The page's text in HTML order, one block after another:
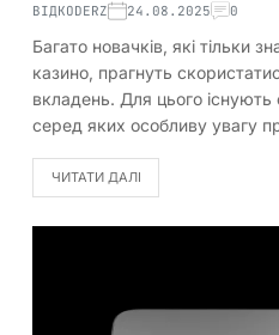
ВІДKODERZ 24.08.2025 0
Багато новачків, які тільки
казино, прагнуть
вкладень. Для цього існують
серед яких особливу увагу
ЧИТАТИ ДАЛІ